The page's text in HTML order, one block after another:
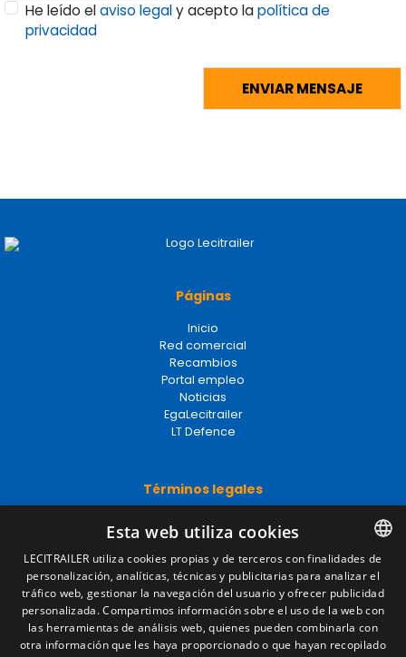
He leído elaviso legaly acepto lapolítica de
privacidad
Páginas
Inicio
Red comercial
Recambios
Portal empleo
Noticias
EgaLecitrailer
LT Defence
Términos legales
Política de privacidad
Política de cookies
Condiciones generales de venta
Gestionar cookies
Contacto
SPANISH
ENGLISH
FRENCH
Esta web utiliza cookies
LECITRAILER utiliza cookies propias y de terceros con finalidades de
personalización, analíticas, técnicas y publicitarias para analizar el
tráfico web, gestionar la navegación del usuario y ofrecer publicidad
personalizada. Compartimos información sobre el uso de la web con
las herramientas de análisis web, quienes pueden combinarla con
otra información que les haya proporcionado o que hayan recopilado